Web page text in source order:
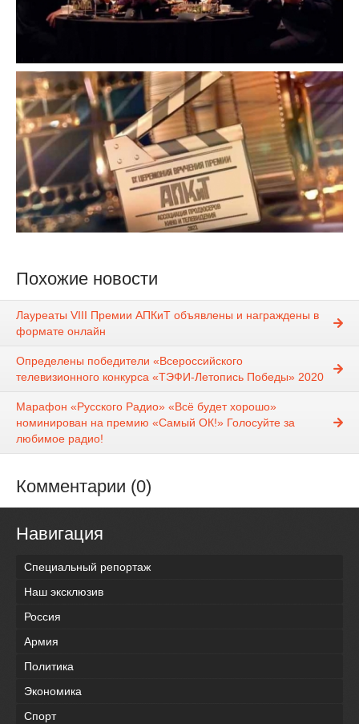
Похожие новости
Лауреаты VIII Премии АПКиТ объявлены и награждены в
формате онлайн
Определены победители «Всероссийского
телевизионного конкурса «ТЭФИ-Летопись Победы» 2020
Марафон «Русского Радио» «Всё будет хорошо»
номинирован на премию «Самый ОК!» Голосуйте за
любимое радио!
Комментарии (0)
Навигация
Специальный репортаж
Наш эксклюзив
Россия
Армия
Политика
Экономика
Спорт